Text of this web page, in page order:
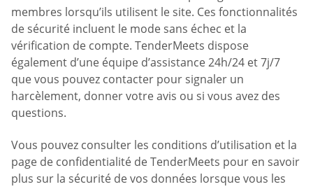
membres lorsqu’ils utilisent le site. Ces fonctionnalités
de sécurité incluent le mode sans échec et la
vérification de compte. TenderMeets dispose
également d’une équipe d’assistance 24h/24 et 7j/7
que vous pouvez contacter pour signaler un
harcèlement, donner votre avis ou si vous avez des
questions.
Vous pouvez consulter les conditions d’utilisation et la
page de confidentialité de TenderMeets pour en savoir
plus sur la sécurité de vos données lorsque vous les